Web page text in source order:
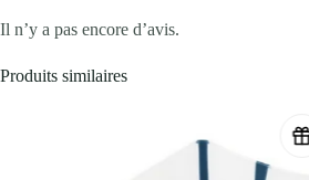
Il n’y a pas encore d’avis.
Produits similaires